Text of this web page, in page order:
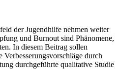
der Jugendhilfe nehmen weiter
und Burnout sind Phänomene,
In diesem Beitrag sollen
Verbesserungsvorschläge durch
durchgeführte qualitative Studie